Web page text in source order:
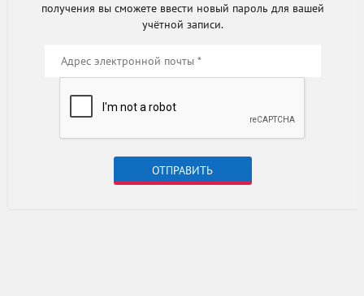
получения вы сможете ввести новый пароль для вашей
учётной записи.
ОТПРАВИТЬ